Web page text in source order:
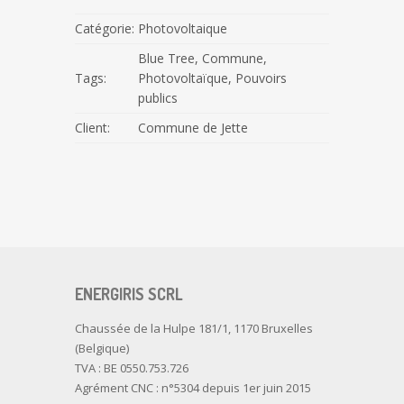
Catégorie: Photovoltaique
Tags:
Blue Tree, Commune,
Photovoltaïque, Pouvoirs
publics
Client:
Commune de Jette
ENERGIRIS SCRL
Chaussée de la Hulpe 181/1, 1170 Bruxelles
(Belgique)
TVA : BE 0550.753.726
Agrément CNC : n°5304 depuis 1er juin 2015